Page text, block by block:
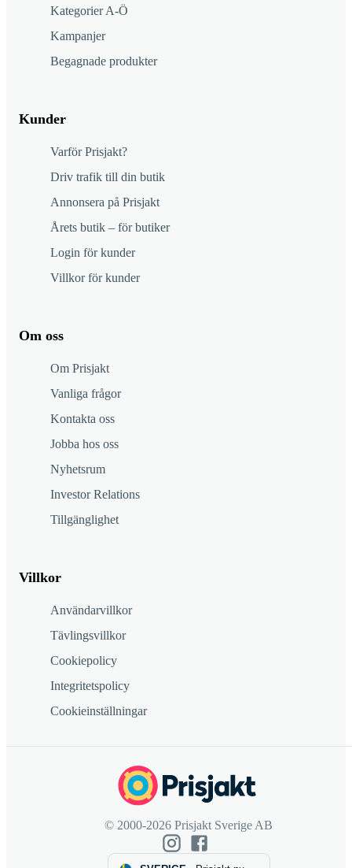
Kategorier A-Ö
Kampanjer
Begagnade produkter
Kunder
Varför Prisjakt?
Driv trafik till din butik
Annonsera på Prisjakt
Årets butik – för butiker
Login för kunder
Villkor för kunder
Om oss
Om Prisjakt
Vanliga frågor
Kontakta oss
Jobba hos oss
Nyhetsrum
Investor Relations
Tillgänglighet
Villkor
Användarvillkor
Tävlingsvillkor
Cookiepolicy
Integritetspolicy
Cookieinställningar
© 2000-2026 Prisjakt Sverige AB